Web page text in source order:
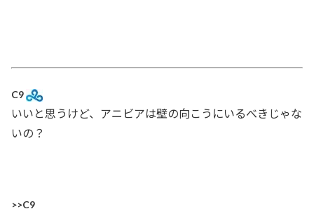
C9
いいと思うけど、アニビアは壁の向こうにいるべきじゃな
いの？
>>C9